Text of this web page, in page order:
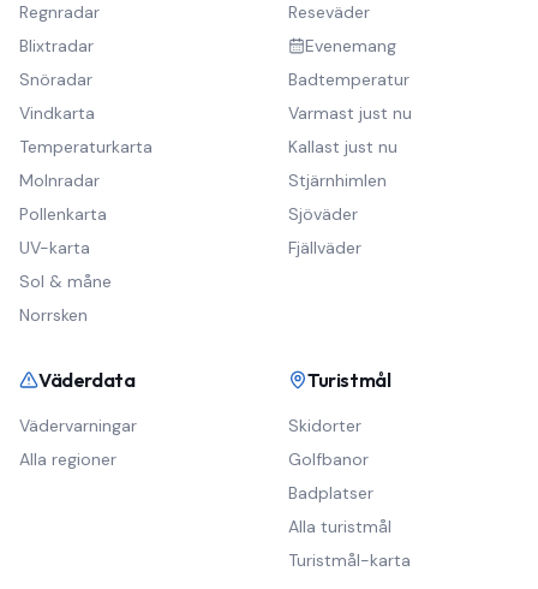
Regnradar
Blixtradar
Snöradar
Vindkarta
Temperaturkarta
Molnradar
Pollenkarta
UV-karta
Sol & måne
Norrsken
Reseväder
Evenemang
Badtemperatur
Varmast just nu
Kallast just nu
Stjärnhimlen
Sjöväder
Fjällväder
Väderdata
Vädervarningar
Alla regioner
Turistmål
Skidorter
Golfbanor
Badplatser
Alla turistmål
Turistmål-karta